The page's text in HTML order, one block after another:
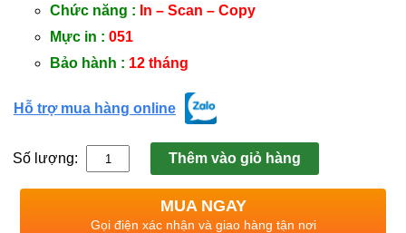
Chức năng : In – Scan – Copy
Mực in : 051
Bảo hành : 12 tháng
Hỗ trợ mua hàng online
Số lượng: Thêm vào giỏ hàng
MUA NGAY
Gọi điện xác nhận và giao hàng tận nơi